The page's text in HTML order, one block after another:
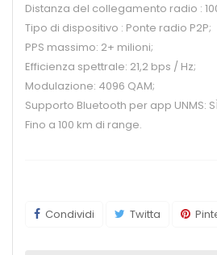
Distanza del collegamento radio :
Tipo di dispositivo : Ponte radio P2P;
PPS massimo: 2+ milioni;
Efficienza spettrale: 21,2 bps / Hz;
Modulazione: 4096 QAM;
Supporto Bluetooth per app UNMS:
Fino a 100 km di range.
Condividi Twitta